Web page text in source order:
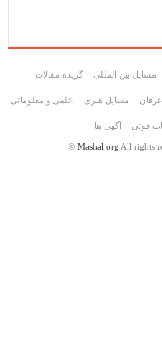
گزیده مقالات مسایل بین المللی
علمی و معلوماتی مسايل هنری
آگهی ها فوتی
© Mashal.org All rights